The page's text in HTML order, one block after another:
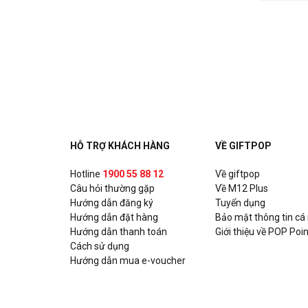
HỖ TRỢ KHÁCH HÀNG
Hotline 1900 55 88 12
Câu hỏi thường gặp
Hướng dẫn đăng ký
Hướng dẫn đặt hàng
Hướng dẫn thanh toán
Cách sử dụng
Hướng dẫn mua e-voucher
VỀ GIFTPOP
Về giftpop
Về M12 Plus
Tuyển dụng
Bảo mật thông tin cá
Giới thiệu về POP